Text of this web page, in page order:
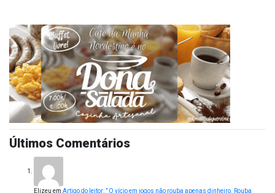
Últimos Comentários
Elizeu em Artigo do leitor: ” O vício em jogos não rouba apenas dinheiro. Rouba